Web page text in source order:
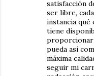
satisfacción
ser libre,
instancia
tiene
proporcionar
pueda así
máxima
seguir mi